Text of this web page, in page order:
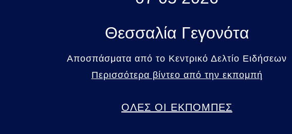
Θεσσαλία Γεγονότα
Αποσπάσματα από το Κεντρικό Δελτίο Ειδήσεων
Περισσότερα βίντεο από την εκπομπή
ΟΛΕΣ ΟΙ ΕΚΠΟΜΠΕΣ